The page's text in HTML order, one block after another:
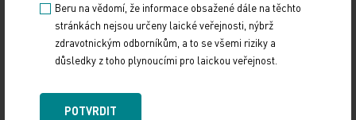
Španělsku. Pacientkám s HER‑2 pozitivním MBC
současná medicína nabízí v 1. linii léčby
kombinační terapii trastuzumabu s chemoterapií
inhibitorem aromatázy. „Léčba trastuzumabem se
Beru na vědomí, že informace obsažené dále na těchto
stránkách nejsou určeny laické veřejnosti, nýbrž
zdravotnickým odborníkům, a to se všemi riziky a
důsledky z toho plynoucími pro laickou veřejnost.
POTVRDIT